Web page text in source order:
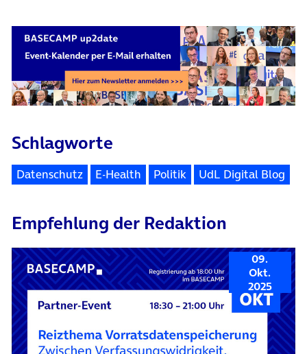
Schlagworte
Datenschutz E-Health Politik UdL Digital Blog
Empfehlung der Redaktion
09.
Okt.
2025